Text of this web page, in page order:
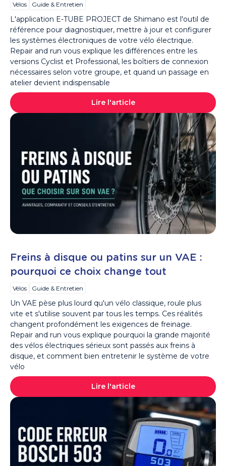
Vélos Guide & Entretien
L'application E-TUBE PROJECT de Shimano est l'outil de
référence pour diagnostiquer, mettre à jour et configurer
les systèmes électroniques de votre vélo électrique.
Repair and run vous explique les différences entre les
versions Cyclist et Professional, les boîtiers de connexion
nécessaires selon votre groupe, et quand un passage en
atelier devient indispensable
Lire l'article
Freins à disque ou patins sur un VAE :
pourquoi ce choix change tout
Vélos Guide & Entretien
Un VAE pèse plus lourd qu'un vélo classique, roule plus
vite et s'utilise souvent par tous les temps. Ces réalités
changent profondément les exigences de freinage.
Repair and run vous explique pourquoi la grande majorité
des vélos électriques sérieux sont passés aux freins à
disque, et comment bien entretenir le système de votre
vélo
Lire l'article